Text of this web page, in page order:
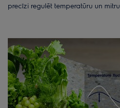
precīzi regulēt temperatūru un